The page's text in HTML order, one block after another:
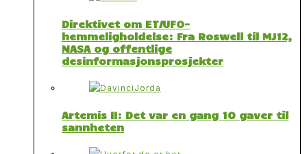
Direktivet om ET/UFO-
hemmeligholdelse: Fra Roswell til MJ12,
NASA og offentlige
desinformasjonsprosjekter
Artemis II: Det var en gang 10 gaver til
sannheten